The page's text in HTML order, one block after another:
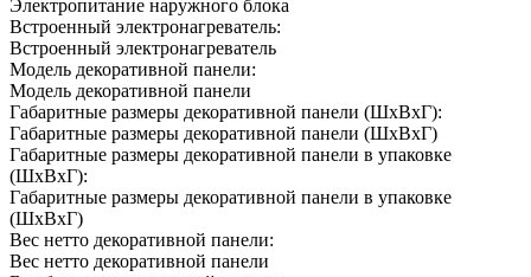
Электропитание наружного блока
Встроенный электронагреватель:
Встроенный электронагреватель
Модель декоративной панели:
Модель декоративной панели
Габаритные размеры декоративной панели (ШxВxГ):
Габаритные размеры декоративной панели (ШxВxГ)
Габаритные размеры декоративной панели в упаковке
(ШxВxГ):
Габаритные размеры декоративной панели в упаковке
(ШxВxГ)
Вес нетто декоративной панели:
Вес нетто декоративной панели